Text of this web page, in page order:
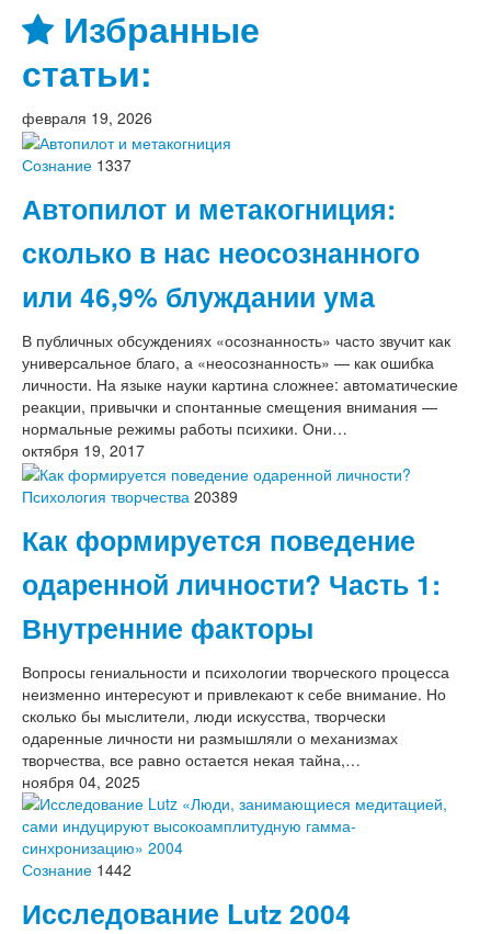
Избранные
статьи:
февраля 19, 2026
Сознание 1337
Автопилот и метакогниция:
сколько в нас неосознанного
или 46,9% блуждании ума
В публичных обсуждениях «осознанность» часто звучит как
универсальное благо, а «неосознанность» — как ошибка
личности. На языке науки картина сложнее: автоматические
реакции, привычки и спонтанные смещения внимания —
нормальные режимы работы психики. Они…
октября 19, 2017
Психология творчества 20389
Как формируется поведение
одаренной личности? Часть 1:
Внутренние факторы
Вопросы гениальности и психологии творческого процесса
неизменно интересуют и привлекают к себе внимание. Но
сколько бы мыслители, люди искусства, творчески
одаренные личности ни размышляли о механизмах
творчества, все равно остается некая тайна,…
ноября 04, 2025
Сознание 1442
Исследование Lutz 2004